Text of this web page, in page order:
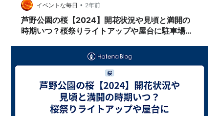
もならないやつ。 至る所にあってまあ本当は買いたいや
つ。 途中 それは見事な桜並木があったので寄り道。 さ
あ朝の目的地は近い。…
イベントな毎日 • 2年前
芦野公園の桜【2024】開花状況や見頃と満開の
時期いつ？桜祭りライトアップや屋台に駐車場や